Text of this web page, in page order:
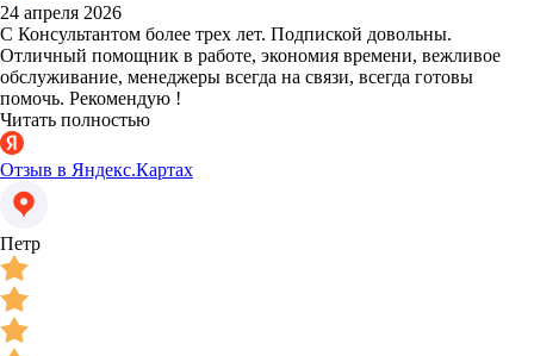
24 апреля 2026
С Консультантом более трех лет. Подпиской довольны.
Отличный помощник в работе, экономия времени, вежливое
обслуживание, менеджеры всегда на связи, всегда готовы
помочь. Рекомендую !
Читать полностью
Отзыв в Яндекс.Картах
Петр